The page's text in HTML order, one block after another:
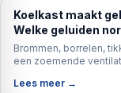
Koelkast maakt
Welke geluiden
zijn (en welke niet)
Brommen, borrelen,
een zoemende
gieren of een plots
Lees meer →